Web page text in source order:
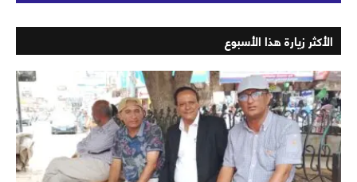
الأكثر زيارة هذا الأسبوع